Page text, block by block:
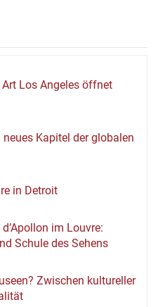
Los Angeles öffnet
Kapitel der globalen
in Detroit
im Louvre:
Schule des Sehens
Zwischen kultureller